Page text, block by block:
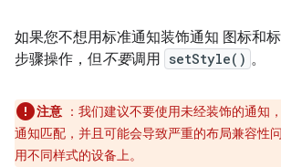
如果您不想用标准通知装饰通知 图标和
步骤操作，但不要调用 setStyle() 。
注意 ：我们建议不要使用未经装饰的通知
通知匹配，并且可能会导致严重的布局兼容性
用不同样式的设备上。